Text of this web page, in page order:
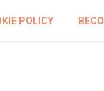
POLICY